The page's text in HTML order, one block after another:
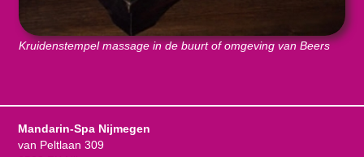
Kruidenstempel massage in de buurt of omgeving van Beers
Mandarin-Spa Nijmegen
van Peltlaan 309